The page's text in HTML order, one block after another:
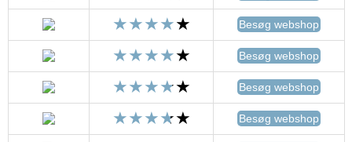
Besøg webshop
Besøg webshop
Besøg webshop
Besøg webshop